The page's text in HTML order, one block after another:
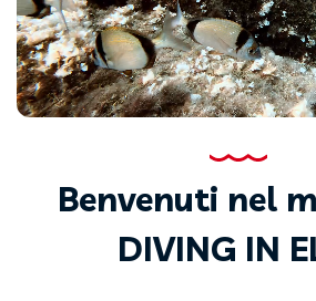
Benvenuti nel
DIVING IN